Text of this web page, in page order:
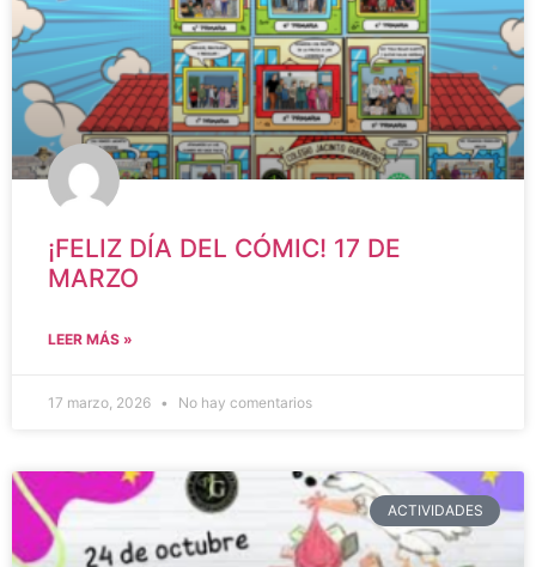
¡FELIZ DÍA DEL CÓMIC! 17 DE
MARZO
LEER MÁS »
17 marzo, 2026 No hay comentarios
ACTIVIDADES